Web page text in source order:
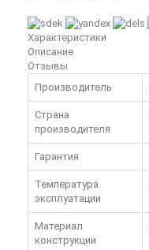
Характеристики
Описание
Отзывы
Производитель
Страна
производителя
Гарантия
Температура
эксплуатации
Материал
конструкции